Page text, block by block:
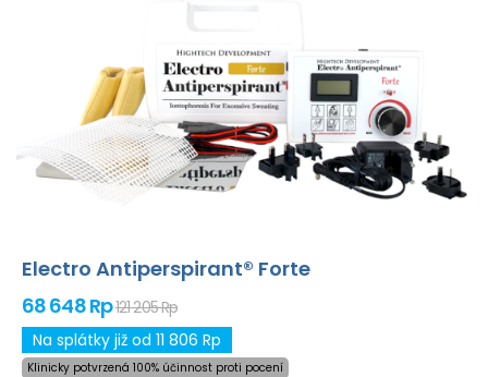
Electro Antiperspirant® Forte
68 648 Rp121 205 Rp
Na splátky již od 11 806 Rp
Klinicky potvrzená 100% účinnost proti pocení